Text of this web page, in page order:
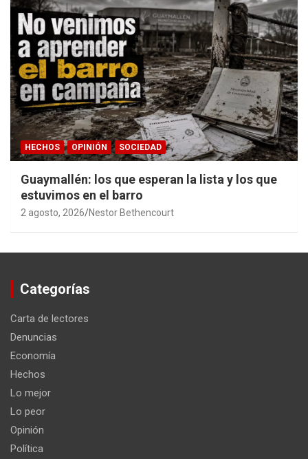
HECHOS OPINIÓN SOCIEDAD
Guaymallén: los que esperan la lista y los que
estuvimos en el barro
2 agosto, 2026 Nestor Bethencourt
Categorías
Carta de lectores
Denuncias
Economía
Hechos
Lo mejor
Lo peor
Opinión
Política